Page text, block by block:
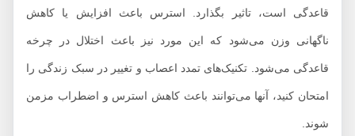
قاعدگی است، تاثیر بگذارد. استرس باعث افزایش یا کاهش
ناگهانی وزن می‌شود که این مورد نیز باعث اختلال در چرخه
قاعدگی می‌شود. تکنیک‌های تمدد اعصاب و تغییر در سبک زندگی را
امتحان کنید، آنها می‌توانند باعث کاهش استرس و اضطراب مزمن
شوند.